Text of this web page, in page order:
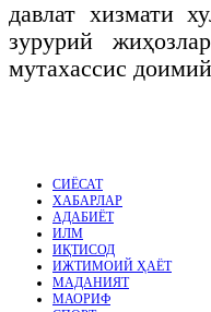
давлат хизмати
зурурий
мутахассис
СИЁСАТ
ХАБАРЛАР
АДАБИЁТ
ИЛМ
ИҚТИСОД
ИЖТИМОИЙ ҲАЁТ
МАДАНИЯТ
МАОРИФ